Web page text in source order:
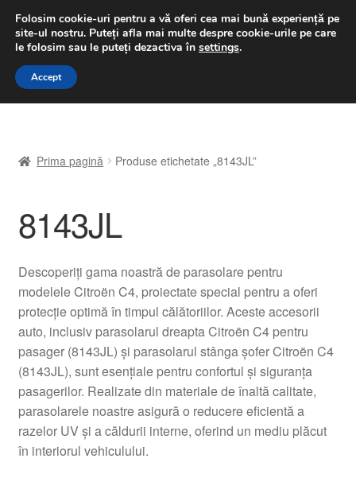
LIVRARE de la 33 lei
luni-vineri 9 a.m. - 4 p.m.031 229 6816
Sari
Sari
A lua legatura
Contul meu
Despre noi
Finalizare comandă
Livrare
Livrare în toată lumea
Prima pagină Produse etichetate „8143JL”
8143JL
Descoperiți gama noastră de parasolare pentru
modelele Citroën C4, proiectate special pentru a oferi
protecție optimă în timpul călătoriilor. Aceste accesorii
auto, inclusiv parasolarul dreapta Citroën C4 pentru
pasager (8143JL) și parasolarul stânga șofer Citroën C4
(8143JL), sunt esențiale pentru confortul și siguranța
pasagerilor. Realizate din materiale de înaltă calitate,
parasolarele noastre asigură o reducere eficientă a
razelor UV și a căldurii interne, oferind un mediu plăcut
în interiorul vehiculului.
Folosim cookie-uri pentru a vă oferi cea mai bună experiență pe
site-ul nostru. Puteți afla mai multe despre cookie-urile pe care
le folosim sau le puteți dezactiva în settings.
Accept